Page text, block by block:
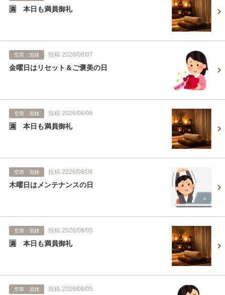
🈵 本日も満員御礼
空席・混雑 投稿 2026/08/07
金曜日はリセット＆ご褒美の日
空席・混雑 投稿 2026/08/06
🈵 本日も満員御礼
空席・混雑 投稿 2026/08/06
木曜日はメンテナンスの日
空席・混雑 投稿 2026/08/05
🈵 本日も満員御礼
空席・混雑 投稿 2026/08/05